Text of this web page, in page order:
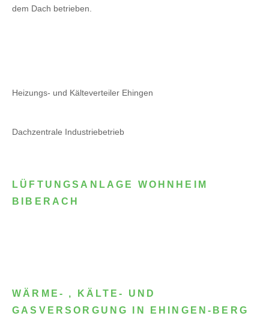
dem Dach betrieben.
Heizungs- und Kälteverteiler Ehingen
Dachzentrale Industriebetrieb
LÜFTUNGSANLAGE WOHNHEIM
BIBERACH
WÄRME- , KÄLTE- UND
GASVERSORGUNG IN EHINGEN-BERG